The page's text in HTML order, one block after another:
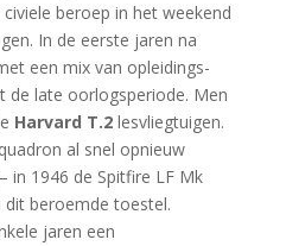
beroep in het weekend
In de eerste jaren na
een mix van opleidings-
de late oorlogsperiode. Men
Harvard T.2lesvliegtuigen.
al snel opnieuw
in 1946 de Spitfire LF Mk
dit beroemde toestel.
jaren een